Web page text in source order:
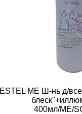
ESTEL ME Ш-нь д/
400мл/ME/